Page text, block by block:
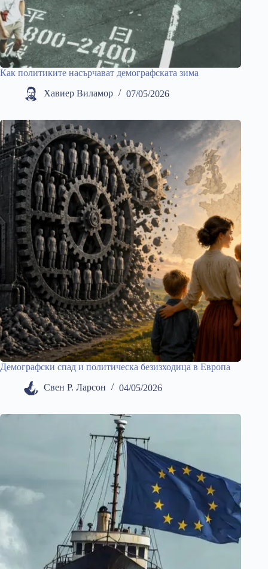
Как политиките насърчават демографската зима
Хавиер Виламор 07/05/2026
Демографски спад и политическа безизходица в Европа
Свен Р. Ларсон 04/05/2026